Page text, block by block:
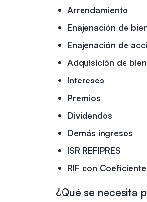
Arrendamiento
Enajenación de
Enajenación de
Adquisición de
Intereses
Premios
Dividendos
Demás ingresos
ISR REFIPRES
RIF con
¿Qué se necesita